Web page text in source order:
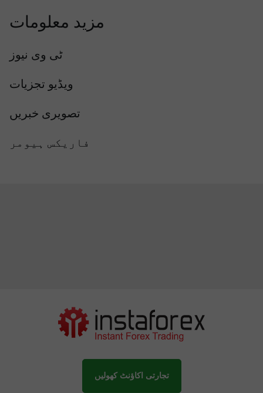
مزید معلومات
ٹی وی نیوز
ویڈیو تجزیات
تصویری خبریں
فاریکس ہیومر
تجارتی اکاؤنٹ کھولیں